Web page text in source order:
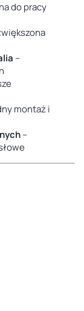
do pracy
–
montaż i
–